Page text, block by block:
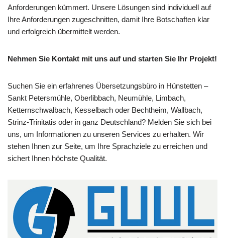
Anforderungen kümmert. Unsere Lösungen sind individuell auf
Ihre Anforderungen zugeschnitten, damit Ihre Botschaften klar
und erfolgreich übermittelt werden.
Nehmen Sie Kontakt mit uns auf und starten Sie Ihr Projekt!
Suchen Sie ein erfahrenes Übersetzungsbüro in Hünstetten –
Sankt Petersmühle, Oberlibbach, Neumühle, Limbach,
Ketternschwalbach, Kesselbach oder Bechtheim, Wallbach,
Strinz-Trinitatis oder in ganz Deutschland? Melden Sie sich bei
uns, um Informationen zu unseren Services zu erhalten. Wir
stehen Ihnen zur Seite, um Ihre Sprachziele zu erreichen und
sichert Ihnen höchste Qualität.